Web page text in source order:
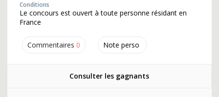
Commentaires 0 Note perso
Conditions
Le concours est ouvert à toute personne résidant en
France
Consulter les gagnants